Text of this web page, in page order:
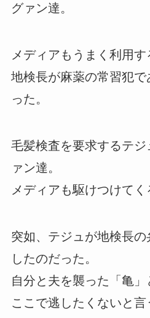
グァン達。
メディアもうまく利用す
地検長が麻薬の常習犯
った。
毛髪検査を要求するテ
ァン達。
メディアも駆けつけてく
突如、テジュが地検長
したのだった。
自分と夫を襲った「亀
ここで逃したくないと言